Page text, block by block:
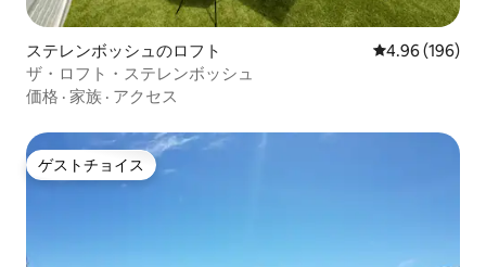
ステレンボッシュのロフト レビュー196
4.96 (196)
ザ・ロフト・ステレンボッシュ
価格 · 家族 · アクセス
ゲストチョイス
ゲストチョイス